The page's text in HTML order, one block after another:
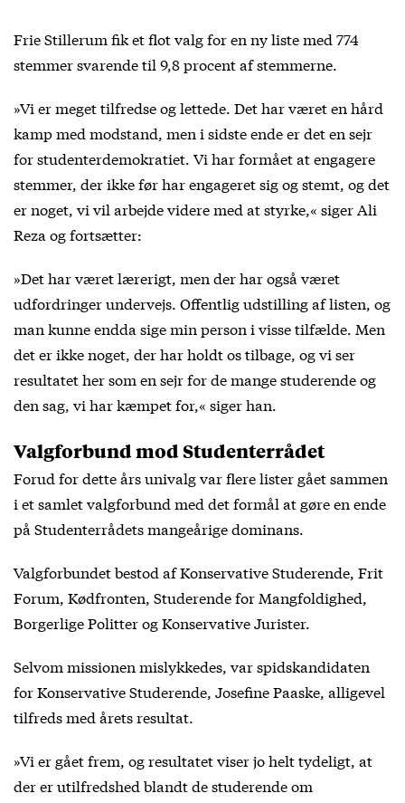
Frie Stillerum fik et flot valg for en ny liste med 774
stemmer svarende til 9,8 procent af stemmerne.
»Vi er meget tilfredse og lettede. Det har været en hård
kamp med modstand, men i sidste ende er det en sejr
for studenterdemokratiet. Vi har formået at engagere
stemmer, der ikke før har engageret sig og stemt, og det
er noget, vi vil arbejde videre med at styrke,« siger Ali
Reza og fortsætter:
»Det har været lærerigt, men der har også været
udfordringer undervejs. Offentlig udstilling af listen, og
man kunne endda sige min person i visse tilfælde. Men
det er ikke noget, der har holdt os tilbage, og vi ser
resultatet her som en sejr for de mange studerende og
den sag, vi har kæmpet for,« siger han.
Valgforbund mod Studenterrådet
Forud for dette års univalg var flere lister gået sammen
i et samlet valgforbund med det formål at gøre en ende
på Studenterrådets mangeårige dominans.
Valgforbundet bestod af Konservative Studerende, Frit
Forum, Kødfronten, Studerende for Mangfoldighed,
Borgerlige Politter og Konservative Jurister.
Selvom missionen mislykkedes, var spidskandidaten
for Konservative Studerende, Josefine Paaske, alligevel
tilfreds med årets resultat.
»Vi er gået frem, og resultatet viser jo helt tydeligt, at
der er utilfredshed blandt de studerende om